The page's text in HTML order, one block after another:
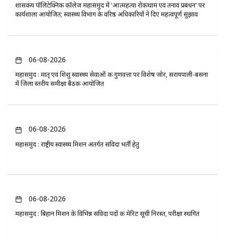
​शासकीय पॉलिटेक्निक कॉलेज महासमुंद में 'आत्महत्या रोकथाम एवं तनाव प्रबंधन' पर
कार्यशाला आयोजित; स्वास्थ्य विभाग के वरिष्ठ अधिकारियों ने दिए महत्वपूर्ण सुझाव
06-08-2026
महासमुंद : मातृ एवं शिशु स्वास्थ्य सेवाओं की गुणवत्ता पर विशेष जोर, सरायपाली-बसना
में जिला स्तरीय समीक्षा बैठक आयोजित
06-08-2026
महासमुंद : राष्ट्रीय स्वास्थ्य मिशन अंतर्गत संविदा भर्ती हेतु
06-08-2026
महासमुंद : बिहान मिशन के विभिन्न संविदा पदों की मेरिट सूची निरस्त, परीक्षा स्थगित